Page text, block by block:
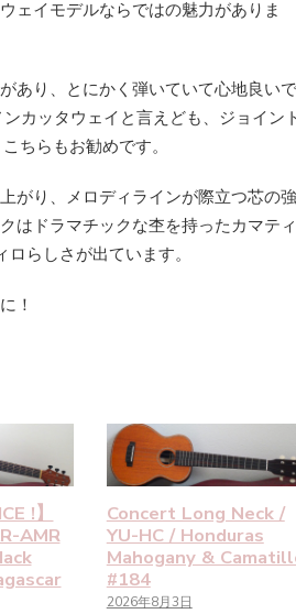
ェイモデルならではの魅力がありま
あり、とにかく弾いていて心地良いで
カッタウェイと言えども、ジョイン
ちらもお勧めです。
がり、メロディラインが際立つ芯の強
はドラマチックな杢を持ったカマティ
らしさが出ています。
！
!】
AMR
Concert Long Neck /
YU-HC / Honduras
Mahogany &
#184
2026年8月3日